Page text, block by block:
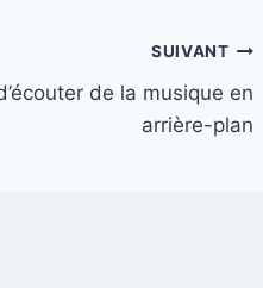
SUIVANT
de la musique en
arrière-plan